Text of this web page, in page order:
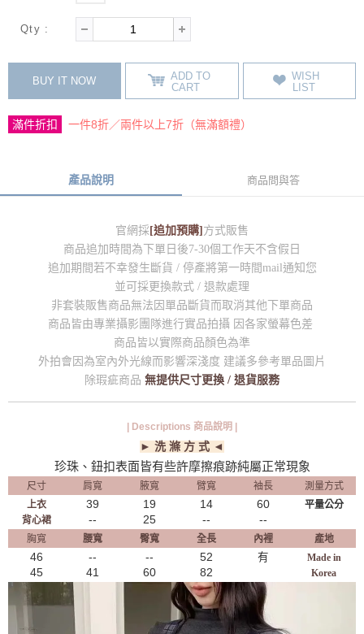
Qty :
BUY IT NOW
ADD TO
CART
WISH
LIST
滿件折扣 一件8折／兩件以上7折（無滿額禮）
產品說明 商品問與答
官網採[追加預購]方式販售
商品追加時間為下單日後7-30個工作天不含假日
追加期間若不幸發生斷貨 / 停產將第一時間mail通知您
並可採更換款式 / 退款處理
非套裝販售商品無法因單品斷貨而取消其他下單商品
商品皆由專業攝影團隊進行實品拍攝 因各家螢幕色差
商品皆以實際商品顏色為準
外拍會因為室內外光線而影響深淺度 建議多參考單品圖片
除瑕疵商品 無提供尺寸更換 / 退貨服務
| Descriptions 商品說明 |
► 洗 滌 方 式 ◄
珍珠、鈕扣表面皆有些許摩擦痕跡純屬正常現象
尺寸 肩寬 腋寬 臂寬 袖長
測量方式
上衣
背心裙
39
--
19
25
14
--
60
--
平量公分
胸寬 腰寬 臀寬 全長 內裡 產地
46
45
--
41
--
60
52
82
有
Made in
Korea